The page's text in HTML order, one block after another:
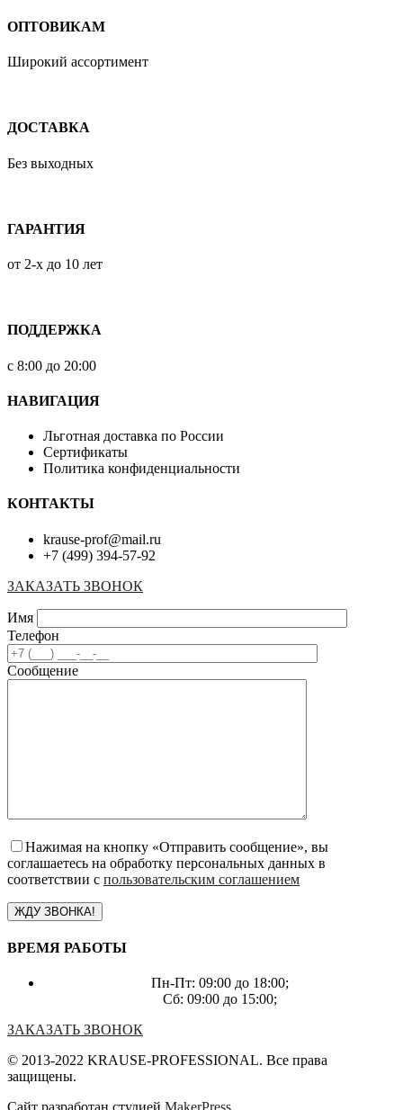
ОПТОВИКАМ
Широкий ассортимент
ДОСТАВКА
Без выходных
ГАРАНТИЯ
от 2-х до 10 лет
ПОДДЕРЖКА
с 8:00 до 20:00
НАВИГАЦИЯ
Льготная доставка по России
Сертификаты
Политика конфиденциальности
КОНТАКТЫ
krause-prof@mail.ru
+7 (499) 394-57-92
ЗАКАЗАТЬ ЗВОНОК
Имя
Телефон
Сообщение
Нажимая на кнопку «Отправить сообщение», вы
соглашаетесь на обработку персональных данных в
соответствии с пользовательским соглашением
ВРЕМЯ РАБОТЫ
Пн-Пт: 09:00 до 18:00;
Сб: 09:00 до 15:00;
ЗАКАЗАТЬ ЗВОНОК
© 2013-2022 KRAUSE-PROFESSIONAL. Все права
защищены.